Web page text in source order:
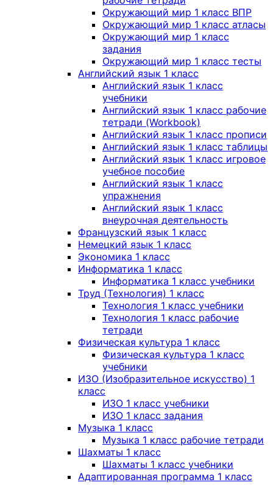
Окружающий мир 1 класс ВПР
Окружающий мир 1 класс атласы
Окружающий мир 1 класс
задания
Окружающий мир 1 класс тесты
Английский язык 1 класс
Английский язык 1 класс
учебники
Английский язык 1 класс рабочие
тетради (Workbook)
Английский язык 1 класс прописи
Английский язык 1 класс таблицы
Английский язык 1 класс игровое
учебное пособие
Английский язык 1 класс
упражнения
Английский язык 1 класс
внеурочная деятельность
Французский язык 1 класс
Немецкий язык 1 класс
Экономика 1 класс
Информатика 1 класс
Информатика 1 класс учебники
Труд (Технология) 1 класс
Технология 1 класс учебники
Технология 1 класс рабочие
тетради
Физическая культура 1 класс
Физическая культура 1 класс
учебники
ИЗО (Изобразительное искусство) 1
класс
ИЗО 1 класс учебники
ИЗО 1 класс задания
Музыка 1 класс
Музыка 1 класс рабочие тетради
Шахматы 1 класс
Шахматы 1 класс учебники
Адаптированная программа 1 класс